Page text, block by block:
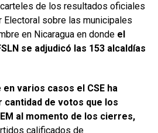
de los resultados oficiales
Electoral sobre las municipales
en Nicaragua en donde el
se adjudicó las 153 alcaldías
en varios casos el CSE ha
cantidad de votos que los
al momento de los cierres,
calificados de